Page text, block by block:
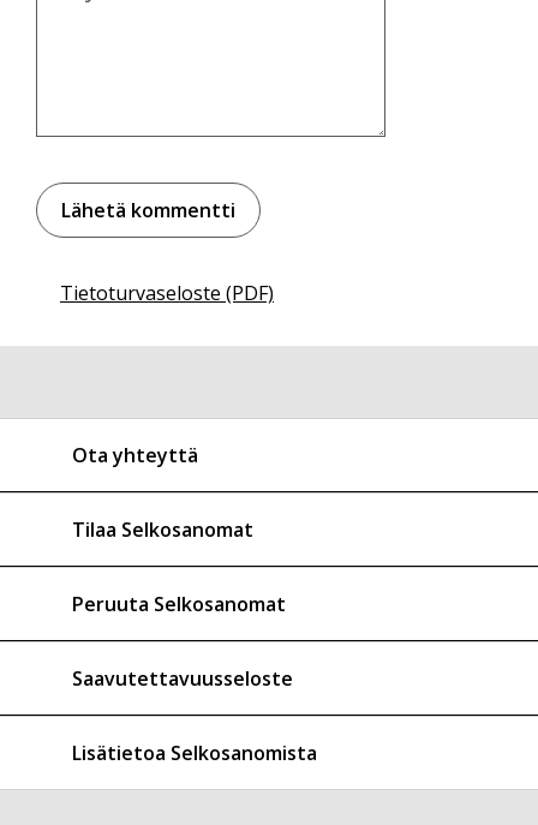
Tietoturvaseloste (PDF)
Ota yhteyttä
Tilaa Selkosanomat
Peruuta Selkosanomat
Saavutettavuusseloste
Lisätietoa Selkosanomista